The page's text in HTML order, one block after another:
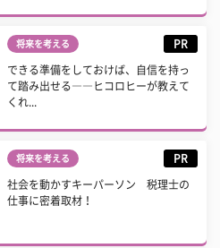
将来を考える PR
できる準備をしておけば、自信を持っ
て踏み出せる――ヒコロヒーが教えて
くれ...
将来を考える PR
社会を動かすキーパーソン 税理士の
仕事に密着取材！